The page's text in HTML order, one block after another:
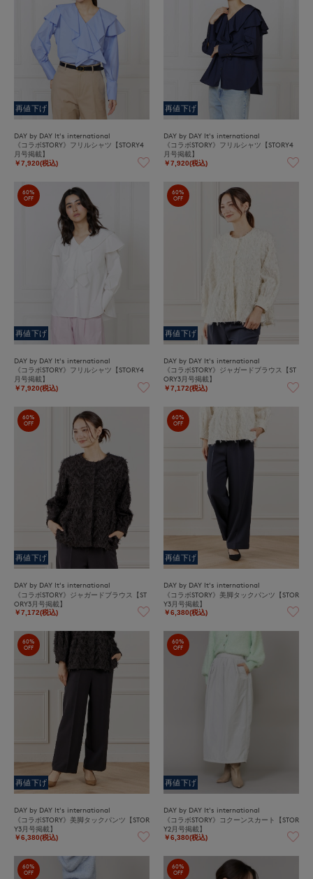
再値下げ
DAY by DAY It's international
《コラボSTORY》フリルシャツ【STORY4
月号掲載】
￥7,920(税込)
再値下げ
DAY by DAY It's international
《コラボSTORY》フリルシャツ【STORY4
月号掲載】
￥7,920(税込)
60%
OFF
再値下げ
DAY by DAY It's international
《コラボSTORY》フリルシャツ【STORY4
月号掲載】
￥7,920(税込)
60%
OFF
再値下げ
DAY by DAY It's international
《コラボSTORY》ジャガードブラウス【ST
ORY3月号掲載】
￥7,172(税込)
60%
OFF
再値下げ
DAY by DAY It's international
《コラボSTORY》ジャガードブラウス【ST
ORY3月号掲載】
￥7,172(税込)
60%
OFF
再値下げ
DAY by DAY It's international
《コラボSTORY》美脚タックパンツ【STOR
Y3月号掲載】
￥6,380(税込)
60%
OFF
再値下げ
DAY by DAY It's international
《コラボSTORY》美脚タックパンツ【STOR
Y3月号掲載】
￥6,380(税込)
60%
OFF
再値下げ
DAY by DAY It's international
《コラボSTORY》コクーンスカート【STOR
Y2月号掲載】
￥6,380(税込)
60%
OFF
60%
OFF